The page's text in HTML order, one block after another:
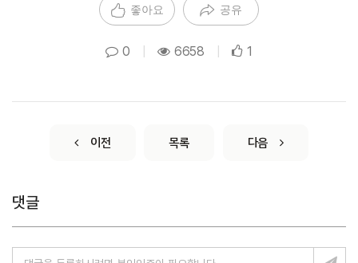
좋아요 공유
0 6658 1
이전 목록 다음
댓글